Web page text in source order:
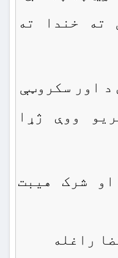
ته خندا ته
د اور سکروټې
ووې ژړا
شرک هیبت
راغله